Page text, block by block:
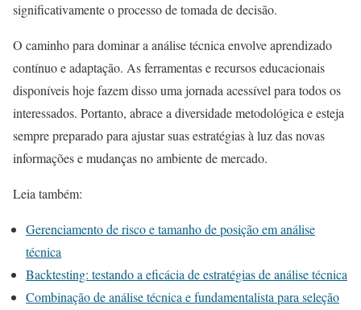
significativamente o processo de tomada de decisão.
O caminho para dominar a análise técnica envolve aprendizado
contínuo e adaptação. As ferramentas e recursos educacionais
disponíveis hoje fazem disso uma jornada acessível para todos os
interessados. Portanto, abrace a diversidade metodológica e esteja
sempre preparado para ajustar suas estratégias à luz das novas
informações e mudanças no ambiente de mercado.
Leia também:
Gerenciamento de risco e tamanho de posição em análise
técnica
Backtesting: testando a eficácia de estratégias de análise técnica
Combinação de análise técnica e fundamentalista para seleção